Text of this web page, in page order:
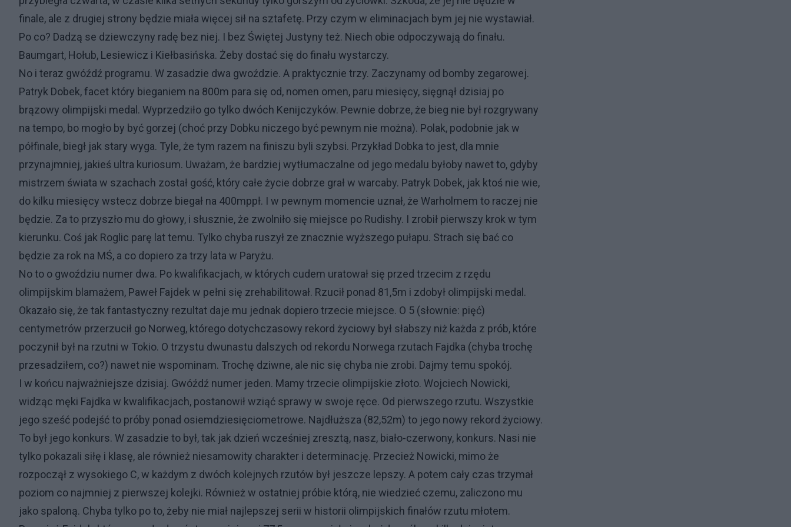
finale, ale z drugiej strony będzie miała więcej sił na sztafetę. Przy czym w eliminacjach bym jej nie wystawiał.
Po co? Dadzą se dziewczyny radę bez niej. I bez Świętej Justyny też. Niech obie odpoczywają do finału.
Baumgart, Hołub, Lesiewicz i Kiełbasińska. Żeby dostać się do finału wystarczy.
No i teraz gwóźdź programu. W zasadzie dwa gwoździe. A praktycznie trzy. Zaczynamy od bomby zegarowej.
Patryk Dobek, facet który bieganiem na 800m para się od, nomen omen, paru miesięcy, sięgnął dzisiaj po
brązowy olimpijski medal. Wyprzedziło go tylko dwóch Kenijczyków. Pewnie dobrze, że bieg nie był rozgrywany
na tempo, bo mogło by być gorzej (choć przy Dobku niczego być pewnym nie można). Polak, podobnie jak w
półfinale, biegł jak stary wyga. Tyle, że tym razem na finiszu byli szybsi. Przykład Dobka to jest, dla mnie
przynajmniej, jakieś ultra kuriosum. Uważam, że bardziej wytłumaczalne od jego medalu byłoby nawet to, gdyby
mistrzem świata w szachach został gość, który całe życie dobrze grał w warcaby. Patryk Dobek, jak ktoś nie wie,
do kilku miesięcy wstecz dobrze biegał na 400mppł. I w pewnym momencie uznał, że Warholmem to raczej nie
będzie. Za to przyszło mu do głowy, i słusznie, że zwolniło się miejsce po Rudishy. I zrobił pierwszy krok w tym
kierunku. Coś jak Roglic parę lat temu. Tylko chyba ruszył ze znacznie wyższego pułapu. Strach się bać co
będzie za rok na MŚ, a co dopiero za trzy lata w Paryżu.
No to o gwoździu numer dwa. Po kwalifikacjach, w których cudem uratował się przed trzecim z rzędu
olimpijskim blamażem, Paweł Fajdek w pełni się zrehabilitował. Rzucił ponad 81,5m i zdobył olimpijski medal.
Okazało się, że tak fantastyczny rezultat daje mu jednak dopiero trzecie miejsce. O 5 (słownie: pięć)
centymetrów przerzucił go Norweg, którego dotychczasowy rekord życiowy był słabszy niż każda z prób, które
poczynił był na rzutni w Tokio. O trzystu dwunastu dalszych od rekordu Norwega rzutach Fajdka (chyba trochę
przesadziłem, co?) nawet nie wspominam. Trochę dziwne, ale nic się chyba nie zrobi. Dajmy temu spokój.
I w końcu najważniejsze dzisiaj. Gwóźdź numer jeden. Mamy trzecie olimpijskie złoto. Wojciech Nowicki,
widząc męki Fajdka w kwalifikacjach, postanowił wziąć sprawy w swoje ręce. Od pierwszego rzutu. Wszystkie
jego sześć podejść to próby ponad osiemdziesięciometrowe. Najdłuższa (82,52m) to jego nowy rekord życiowy.
To był jego konkurs. W zasadzie to był, tak jak dzień wcześniej zresztą, nasz, biało-czerwony, konkurs. Nasi nie
tylko pokazali siłę i klasę, ale również niesamowity charakter i determinację. Przecież Nowicki, mimo że
rozpoczął z wysokiego C, w każdym z dwóch kolejnych rzutów był jeszcze lepszy. A potem cały czas trzymał
poziom co najmniej z pierwszej kolejki. Również w ostatniej próbie którą, nie wiedzieć czemu, zaliczono mu
jako spaloną. Chyba tylko po to, żeby nie miał najlepszej serii w historii olimpijskich finałów rzutu młotem.